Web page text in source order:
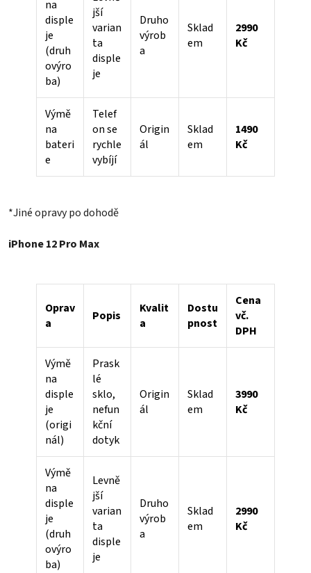
na
disple
je
(druh
ovýro
ba)
jší
varian
ta
disple
je
Druho
výrob
a
Sklad
em
2990
Kč
Výmě
na
bateri
e
Telef
on se
rychle
vybíjí
Origin
ál
Sklad
em
1490
Kč
*Jiné opravy po dohodě
iPhone 12 Pro Max
Oprav
a
Popis
Kvalit
a
Dostu
pnost
Cena
vč.
DPH
Výmě
na
disple
je
(origi
nál)
Prask
lé
sklo,
nefun
kční
dotyk
Origin
ál
Sklad
em
3990
Kč
Výmě
na
disple
je
(druh
ovýro
ba)
Levně
jší
varian
ta
disple
je
Druho
výrob
a
Sklad
em
2990
Kč